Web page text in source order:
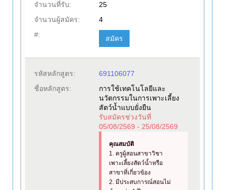
จำนวนที่รับ:
25
จำนวนผู้สมัคร:
4
#:
สมัคร
รหัสหลักสูตร:
691106077
ชื่อหลักสูตร:
การใช้เทคโนโลยีและ
นวัตกรรมในการเพาะเลี้ยง
สัตว์น้ำแบบยั่งยืน
รับสมัครช่วงวันที่
05/08/2569 - 25/08/2569
คุณสมบัติ
1. ครูผู้สอนสาขาวิชา
เพาะเลี้ยงสัตว์น้ำหรือ
สาขาที่เกี่ยวข้อง
2. มีประสบการณ์สอนไม่